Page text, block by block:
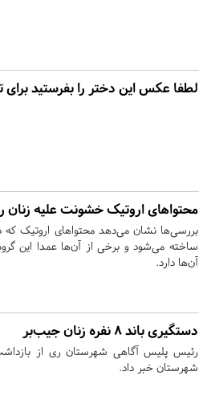
لطفا عکس این دختر را بفرستید برای
محتواهای اروتیک خشونت علیه زنان
بررسی‌ها نشان می‌دهد محتواهای اروتیک که
ساخته می‌شود و برخی از آن‌ها عمدا این
آن‌ها دارد.
دستگیری باند ۸ نفره زنان جیب‌بر
شهرستان خبر داد.